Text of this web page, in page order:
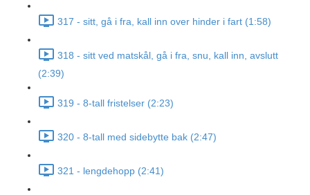
317 - sitt, gå i fra, kall inn over hinder i fart (1:58)
318 - sitt ved matskål, gå i fra, snu, kall inn, avslutt
(2:39)
319 - 8-tall fristelser (2:23)
320 - 8-tall med sidebytte bak (2:47)
321 - lengdehopp (2:41)